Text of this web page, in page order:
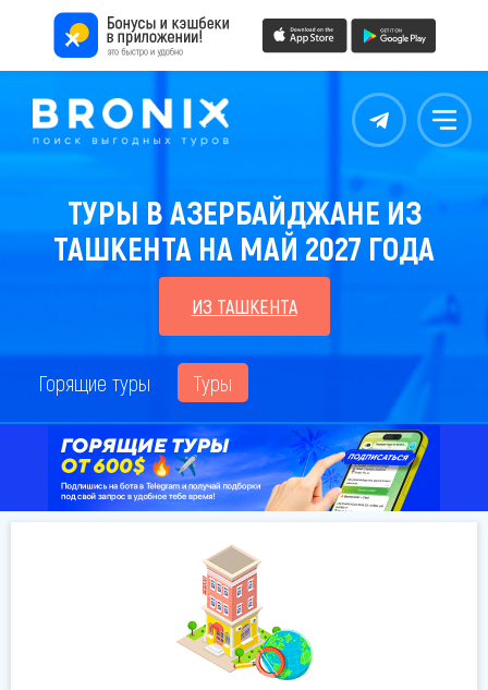
Контакты Меню
ТУРЫ В АЗЕРБАЙДЖАНЕ ИЗ
ТАШКЕНТА НА МАЙ 2027 ГОДА
ИЗ ТАШКЕНТА
Горящие туры Туры